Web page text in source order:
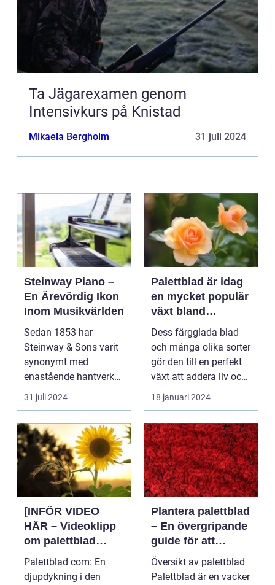
Ta Jägarexamen genom
Intensivkurs på Knistad
Mikaela Bergholm 31 juli 2024
Steinway Piano –
En Ärevördig Ikon
Inom Musikvärlden
Sedan 1853 har
Steinway & Sons varit
synonymt med
enastående hantverk
och oövertr&aum...
31 juli 2024
Palettblad är idag
en mycket populär
växt bland
trädgårdsentusiast
er och inom
inredning
Dess färgglada blad
och många olika sorter
gör den till en perfekt
växt att addera liv och
färg till...
18 januari 2024
[INFÖR VIDEO
HÄR – Videoklipp
om palettblad
com]
Palettblad com: En
djupdykning i den
Plantera palettblad
– En övergripande
guide för att
lyckas med denna
populära växt
Översikt av palettblad
Palettblad är en vacker